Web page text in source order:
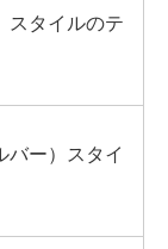
スタイルのテ
バー）スタイ